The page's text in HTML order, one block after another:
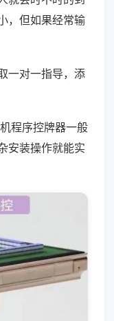
，但如果经常输
一对一指导，添
程序控牌器一般
安装操作就能实